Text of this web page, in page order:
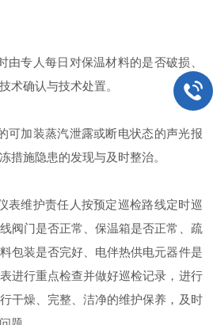
专人每日对保温材料的是否破损、
术确认与技术处置。
加装蒸汽泄露或断电状态的声光报
措施隐患的发现与及时整治。
维护责任人按预定巡检路线定时巡
阀门是否正常、保温箱是否正常、疏
包装是否完好、电伴热供电元器件是
进行重点检查并做好巡检记录，进行
干燥、完整、洁净的维护保养，及时